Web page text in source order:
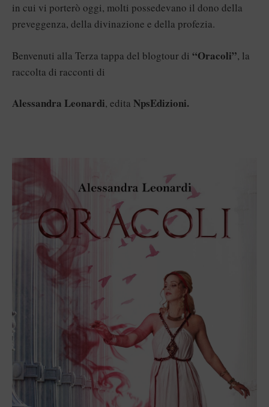
in cui vi porterò oggi, molti possedevano il dono della
preveggenza, della divinazione e della profezia.
Benvenuti alla Terza tappa del blogtour di “Oracoli”, la
raccolta di racconti di
Alessandra Leonardi, edita NpsEdizioni.